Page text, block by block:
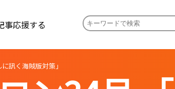
事応援する
訊く海賊版対策」